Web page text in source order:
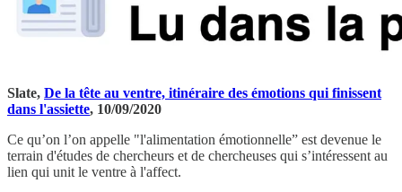
Slate, De la tête au ventre, itinéraire des émotions qui finissent
dans l'assiette, 10/09/2020
Ce qu’on l’on appelle "l'alimentation émotionnelle” est devenue le
terrain d'études de chercheurs et de chercheuses qui s’intéressent au
lien qui unit le ventre à l'affect.